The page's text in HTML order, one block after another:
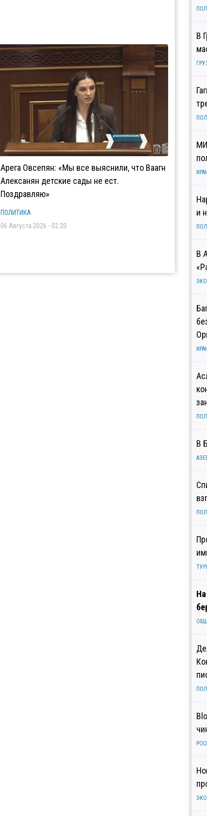
Арега Овсепян: «Мы все выяснили, что Ваагн
Алексанян детские сады не ест.
Поздравляю»
ПОЛИТИКА
06 Августа 2026 - 02:20
В
и
В
В